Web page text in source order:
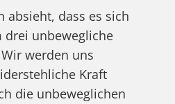
absieht, dass es sich
drei unbewegliche
werden uns
Kraft
die unbeweglichen